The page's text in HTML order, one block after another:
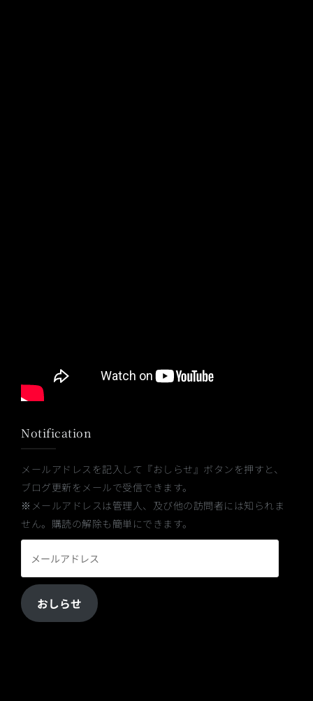
Notification
メールアドレスを記入して『おしらせ』ボタンを押すと、
ブログ更新をメールで受信できます。
※メールアドレスは管理人、及び他の訪問者には知られま
せん。購読の解除も簡単にできます。
ル
ア
ド
おしらせ